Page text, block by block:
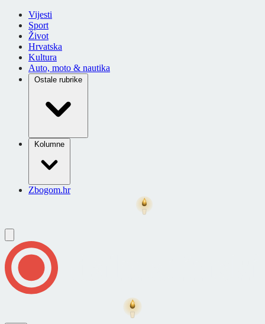
Vijesti
Sport
Život
Hrvatska
Kultura
Auto, moto & nautika
Ostale rubrike
Kolumne
Zbogom.hr